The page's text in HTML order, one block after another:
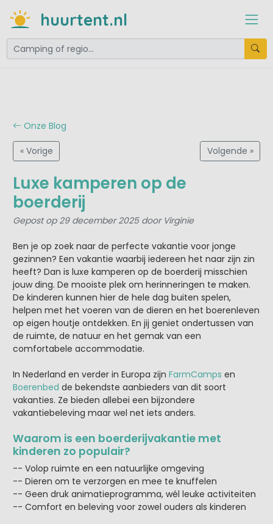
huurtent.nl
Onze Blog
« Vorige Volgende »
Luxe kamperen op de
boerderij
Gepost op 29 december 2025 door Virginie
Ben je op zoek naar de perfecte vakantie voor jonge
gezinnen? Een vakantie waarbij iedereen het naar zijn zin
heeft? Dan is luxe kamperen op de boerderij misschien
jouw ding. De mooiste plek om herinneringen te maken.
De kinderen kunnen hier de hele dag buiten spelen,
helpen met het voeren van de dieren en het boerenleven
op eigen houtje ontdekken. En jij geniet ondertussen van
de ruimte, de natuur en het gemak van een
comfortabele accommodatie.
In Nederland en verder in Europa zijn FarmCamps en
Boerenbed de bekendste aanbieders van dit soort
vakanties. Ze bieden allebei een bijzondere
vakantiebeleving maar wel net iets anders.
Waarom is een boerderijvakantie met
kinderen zo populair?
-- Volop ruimte en een natuurlijke omgeving
-- Dieren om te verzorgen en mee te knuffelen
-- Geen druk animatieprogramma, wél leuke activiteiten
-- Comfort en beleving voor zowel ouders als kinderen